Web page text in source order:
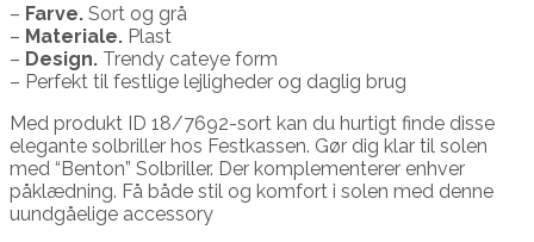
– Farve. Sort og grå
– Materiale. Plast
– Design. Trendy cateye form
– Perfekt til festlige lejligheder og daglig brug
Med produkt ID 18/7692-sort kan du hurtigt finde disse
elegante solbriller hos Festkassen. Gør dig klar til solen
med “Benton” Solbriller. Der komplementerer enhver
påklædning. Få både stil og komfort i solen med denne
uundgåelige accessory